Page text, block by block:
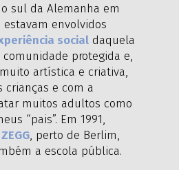
sul da Alemanha em
estavam envolvidos
socialdaquela
comunidade protegida e,
artística e criativa,
crianças e com a
muitos adultos como
“pais”. Em 1991,
ZEGG, perto de Berlim,
a escola pública.